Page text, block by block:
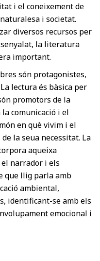
i el coneixement de
i societat.
diversos recursos per
la literatura
important.
són protagonistes,
lectura és bàsica per
promotors de la
comunicació i el
en què vivim i el
la seua necessitat. La
aqueixa
narrador i els
que llig parla amb
ambiental,
identificant-se amb els
emocional i